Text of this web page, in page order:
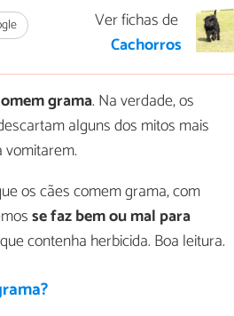
Ver fichas de
Cachorros
grama. Na verdade, os
alguns dos mitos mais
os cães comem grama, com
se faz bem ou mal para
contenha herbicida. Boa leitura.